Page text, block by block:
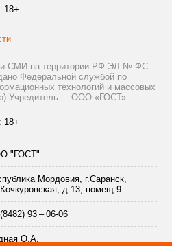
18+
СМИ на территории РФ ЭЛ № ФС
Федеральной службой по
технологий и массовых
Учредитель — ООО «ГОСТ»
18+
"ГОСТ"
Мордовия, г.Саранск,
д.13, помещ.9
93 – 06-06
О.А.